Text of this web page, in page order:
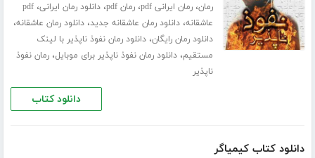
رمان،رمان ایرانی pdf ،رمان pdf ،دانلود رمان ایرانی،pdf
عاشقانه،دانلود رمان عاشقانه جدید،دانلود رمان عاشقانه،
دانلود رمان رایگان،دانلود رمان نفوذ ناپذیر با لینک
مستقیم،دانلود رمان نفوذ ناپذیر برای موبایل،رمان نفوذ
ناپذیر
دانلود کتاب
دانلود کتاب کیمیاگر